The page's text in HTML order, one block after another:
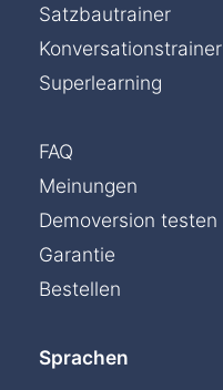
Satzbautrainer
Konversationstrainer
Superlearning
FAQ
Meinungen
Demoversion testen
Garantie
Bestellen
Sprachen